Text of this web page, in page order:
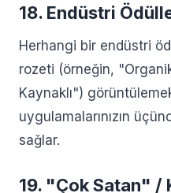
18. Endüstri
Herhangi bir endüstri
rozeti (örneğin,
Kaynaklı")
uygulamalarınızın
sağlar.
19. "Çok Satan" /